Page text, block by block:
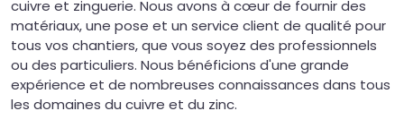
cuivre et zinguerie. Nous avons à cœur de fournir des
matériaux, une pose et un service client de qualité pour
tous vos chantiers, que vous soyez des professionnels
ou des particuliers. Nous bénéficions d'une grande
expérience et de nombreuses connaissances dans tous
les domaines du cuivre et du zinc.